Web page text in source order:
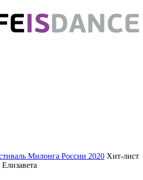
Милонга России 2020 Хит-лист